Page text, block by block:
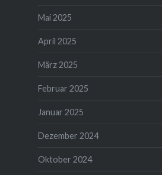
Mai 2025
April 2025
März 2025
Februar 2025
Januar 2025
Dezember 2024
Oktober 2024